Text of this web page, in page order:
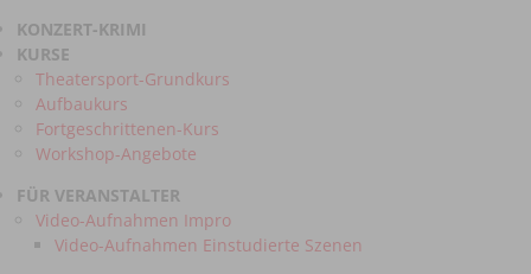
KONZERT-KRIMI
KURSE
Theatersport-Grundkurs
Aufbaukurs
Fortgeschrittenen-Kurs
Workshop-Angebote
FÜR VERANSTALTER
Video-Aufnahmen Impro
Video-Aufnahmen Einstudierte Szenen